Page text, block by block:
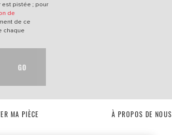
est pistée ; pour
de
de ce
chaque
GO
MA PIÈCE À PROPOS DE NOUS